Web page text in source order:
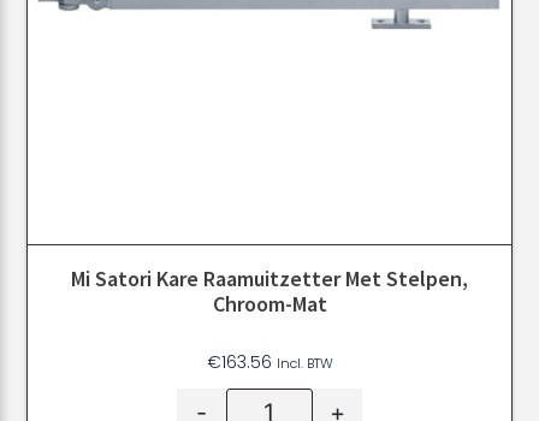
Mi Satori Kare Raamuitzetter Met Stelpen,
Chroom-Mat
€163.56 Incl. BTW
- +